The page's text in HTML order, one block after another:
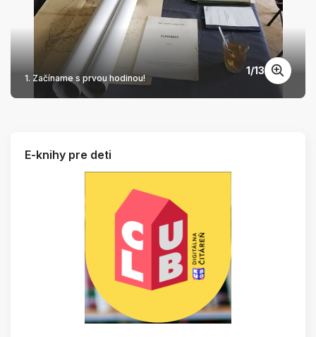
1. Začíname s prvou hodinou!
1/13
E-knihy pre deti